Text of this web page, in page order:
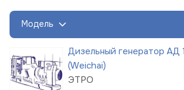
Модель
Дизельный генератор АД
(Weichai)
ЭТРО